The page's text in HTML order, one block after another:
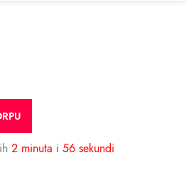
2 minuta i 56 sekundi